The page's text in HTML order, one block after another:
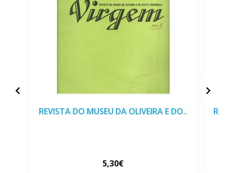
REVISTA DO MUSEU DA OLIVEIRA E DO..
5,30€